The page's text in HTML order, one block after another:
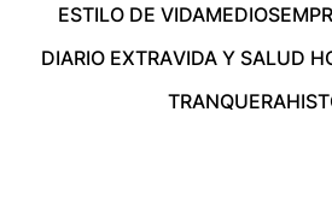
ESTILO DE VIDAMEDIOS
DIARIO EXTRAVIDA Y SALUD
TRANQUERA